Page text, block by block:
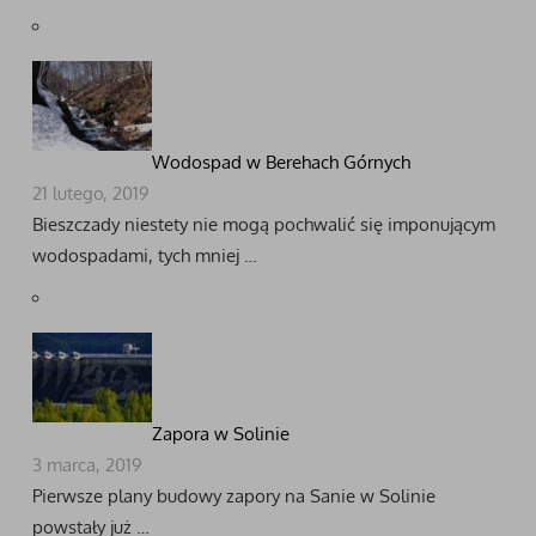
Wodospad w Berehach Górnych
21 lutego, 2019
Bieszczady niestety nie mogą pochwalić się imponującym
wodospadami, tych mniej …
Zapora w Solinie
3 marca, 2019
Pierwsze plany budowy zapory na Sanie w Solinie
powstały już …